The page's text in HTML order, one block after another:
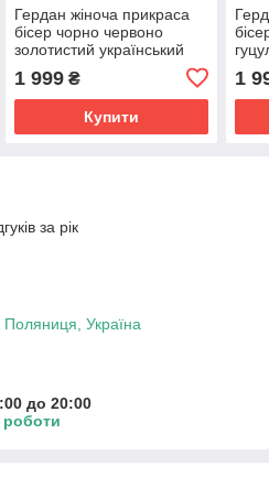
Гердан жіноча прикраса
бісер чорно червоно
золотистий український
1 999₴
Купити
1
за рік
Україна
до 20:00
роботи